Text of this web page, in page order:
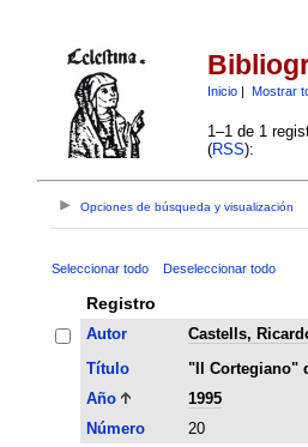
Inicio| Mostrar
1–1 de 1
(RSS):
Opciones de búsqueda y visualización
Seleccionar todo Deseleccionar todo
Registro
Autor
Castells,
Título
"Il Cortegiano"
Año
1995
Número
20